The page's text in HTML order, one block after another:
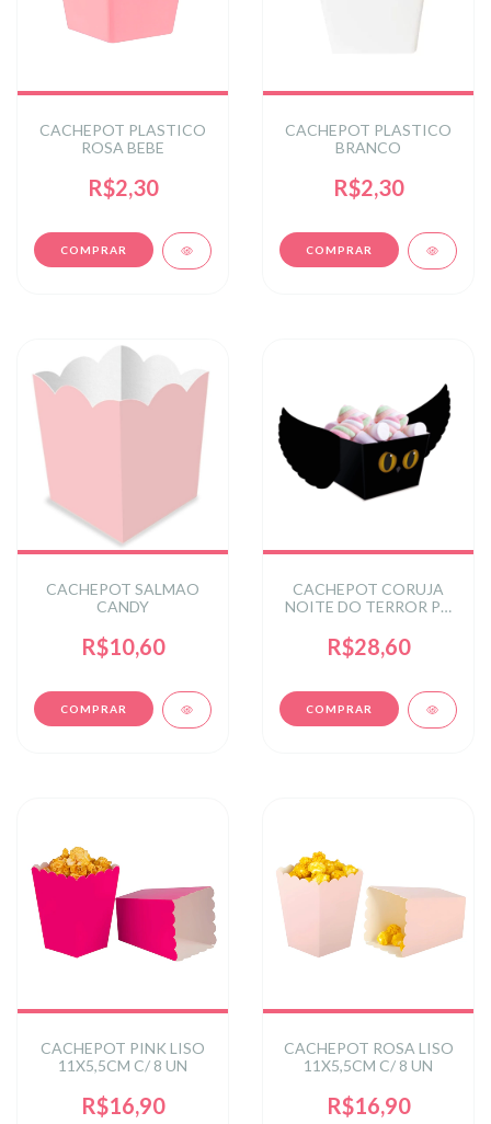
CACHEPOT PLASTICO
ROSA BEBE
R$2,30
CACHEPOT PLASTICO
BRANCO
R$2,30
CACHEPOT SALMAO
CANDY
R$10,60
CACHEPOT CORUJA
NOITE DO TERROR PT
R$28,60
CACHEPOT PINK LISO
11X5,5CM C/ 8 UN
R$16,90
CACHEPOT ROSA LISO
11X5,5CM C/ 8 UN
R$16,90